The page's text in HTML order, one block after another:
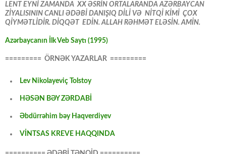
LENT EYNİ ZAMANDA XX ƏSRİN ORTALARANDA AZƏRBAYCAN
ZİYALISININ CANLI ƏDƏBİ DANIŞIQ DİLİ VƏ NİTQİ KİMİ ÇOX
QİYMƏTLİDİR. DİQQƏT EDİN. ALLAH RƏHMƏT ELƏSİN. AMİN.
Azərbaycanın İlk Veb Saytı (1995)
========= ÖRNƏK YAZARLAR =========
Lev Nikolayeviç Tolstoy
HƏSƏN BƏY ZƏRDABİ
Əbdürrəhim bəy Haqverdiyev
VİNTSAS KREVE HAQQINDA